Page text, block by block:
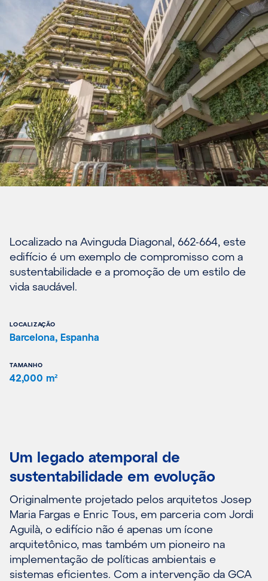
Localizado na Avinguda Diagonal, 662-664, este
edifício é um exemplo de compromisso com a
sustentabilidade e a promoção de um estilo de
vida saudável.
LOCALIZAÇÃO
Barcelona, Espanha
TAMANHO
42,000 m²
Um legado atemporal de
sustentabilidade em evolução
Originalmente projetado pelos arquitetos Josep
Maria Fargas e Enric Tous, em parceria com Jordi
Aguilà, o edifício não é apenas um ícone
arquitetônico, mas também um pioneiro na
implementação de políticas ambientais e
sistemas eficientes. Com a intervenção da GCA